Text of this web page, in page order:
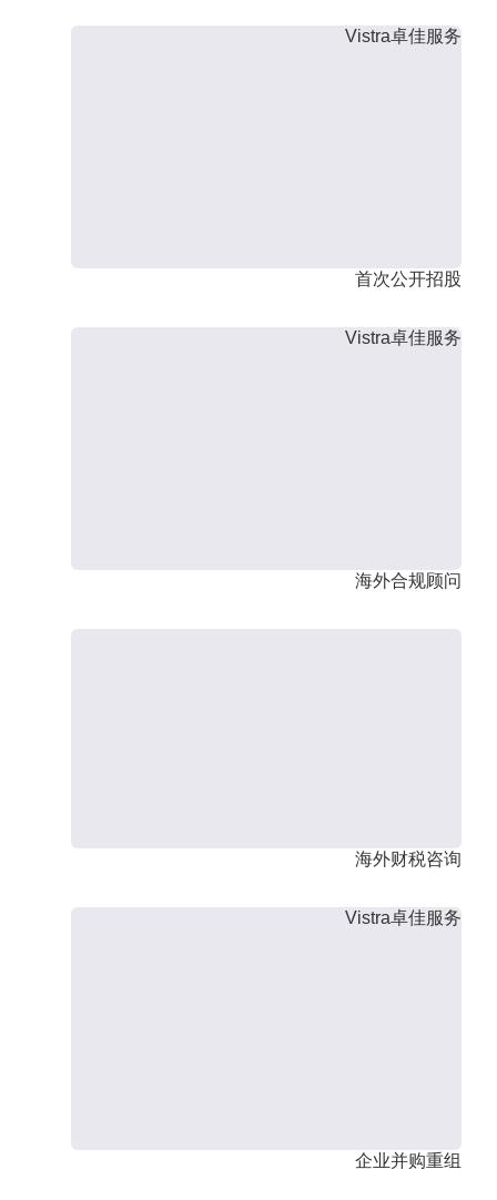
Vistra卓佳服务
首次公开招股
Vistra卓佳服务
海外合规顾问
海外财税咨询
Vistra卓佳服务
企业并购重组